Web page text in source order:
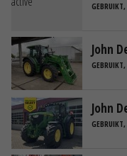
John
John